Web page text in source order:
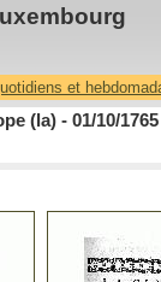
et
(la) - 01/10/1765